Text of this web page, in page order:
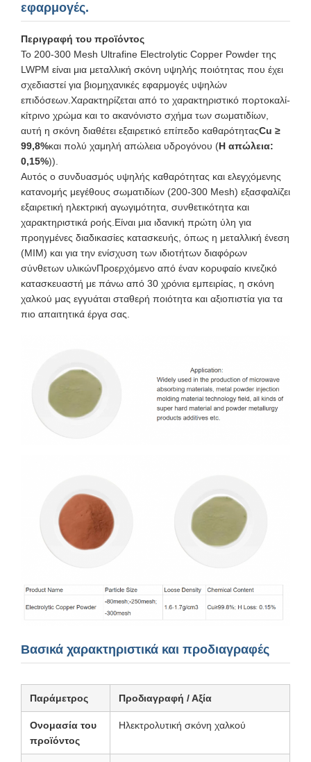
εφαρμογές.
Περιγραφή του προϊόντος
Το 200-300 Mesh Ultrafine Electrolytic Copper Powder της
LWPM είναι μια μεταλλική σκόνη υψηλής ποιότητας που έχει
σχεδιαστεί για βιομηχανικές εφαρμογές υψηλών
επιδόσεων.Χαρακτηρίζεται από το χαρακτηριστικό πορτοκαλί-
κίτρινο χρώμα και το ακανόνιστο σχήμα των σωματιδίων,
αυτή η σκόνη διαθέτει εξαιρετικό επίπεδο καθαρότηταςCu ≥
99,8%και πολύ χαμηλή απώλεια υδρογόνου (H απώλεια:
0,15%)).
Αυτός ο συνδυασμός υψηλής καθαρότητας και ελεγχόμενης
κατανομής μεγέθους σωματιδίων (200-300 Mesh) εξασφαλίζει
εξαιρετική ηλεκτρική αγωγιμότητα, συνθετικότητα και
χαρακτηριστικά ροής.Είναι μια ιδανική πρώτη ύλη για
προηγμένες διαδικασίες κατασκευής, όπως η μεταλλική ένεση
(MIM) και για την ενίσχυση των ιδιοτήτων διαφόρων
σύνθετων υλικώνΠροερχόμενο από έναν κορυφαίο κινεζικό
κατασκευαστή με πάνω από 30 χρόνια εμπειρίας, η σκόνη
χαλκού μας εγγυάται σταθερή ποιότητα και αξιοπιστία για τα
πιο απαιτητικά έργα σας.
Βασικά χαρακτηριστικά και προδιαγραφές
Παράμετρος Προδιαγραφή / Αξία
Ονομασία του
προϊόντος
Ηλεκτρολυτική σκόνη χαλκού